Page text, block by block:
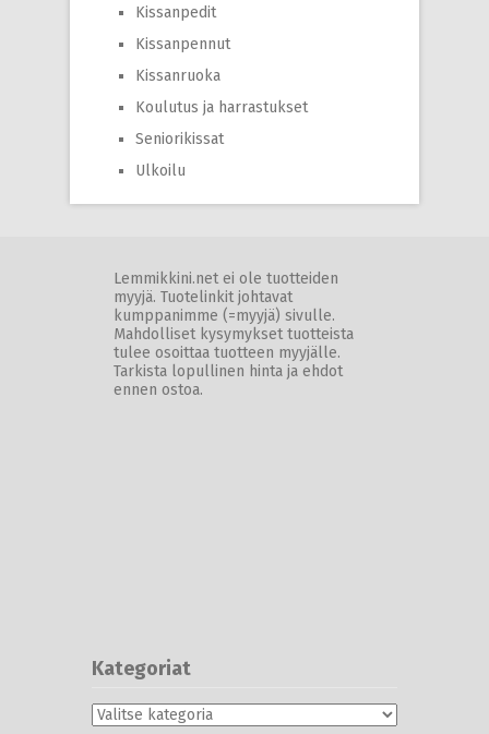
Kissanpedit
Kissanpennut
Kissanruoka
Koulutus ja harrastukset
Seniorikissat
Ulkoilu
Lemmikkini.net ei ole tuotteiden
myyjä. Tuotelinkit johtavat
kumppanimme (=myyjä) sivulle.
Mahdolliset kysymykset tuotteista
tulee osoittaa tuotteen myyjälle.
Tarkista lopullinen hinta ja ehdot
ennen ostoa.
Kategoriat
Kategoriat